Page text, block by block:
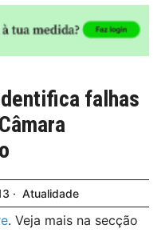
falhas
Atualidade
. Veja mais na secção